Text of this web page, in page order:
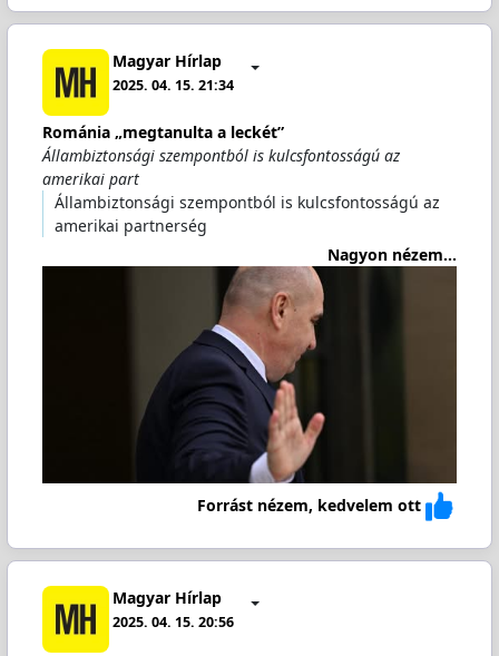
Magyar Hírlap
2025. 04. 15. 21:34
Románia „megtanulta a leckét”
Állambiztonsági szempontból is kulcsfontosságú az
amerikai part
Állambiztonsági szempontból is kulcsfontosságú az
amerikai partnerség
Nagyon nézem...
Forrást nézem, kedvelem ott
Magyar Hírlap
2025. 04. 15. 20:56